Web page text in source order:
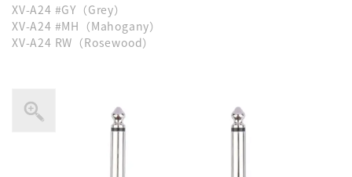
XV-A24 #GY（Grey）
XV-A24 #MH（Mahogany）
XV-A24 RW（Rosewood）